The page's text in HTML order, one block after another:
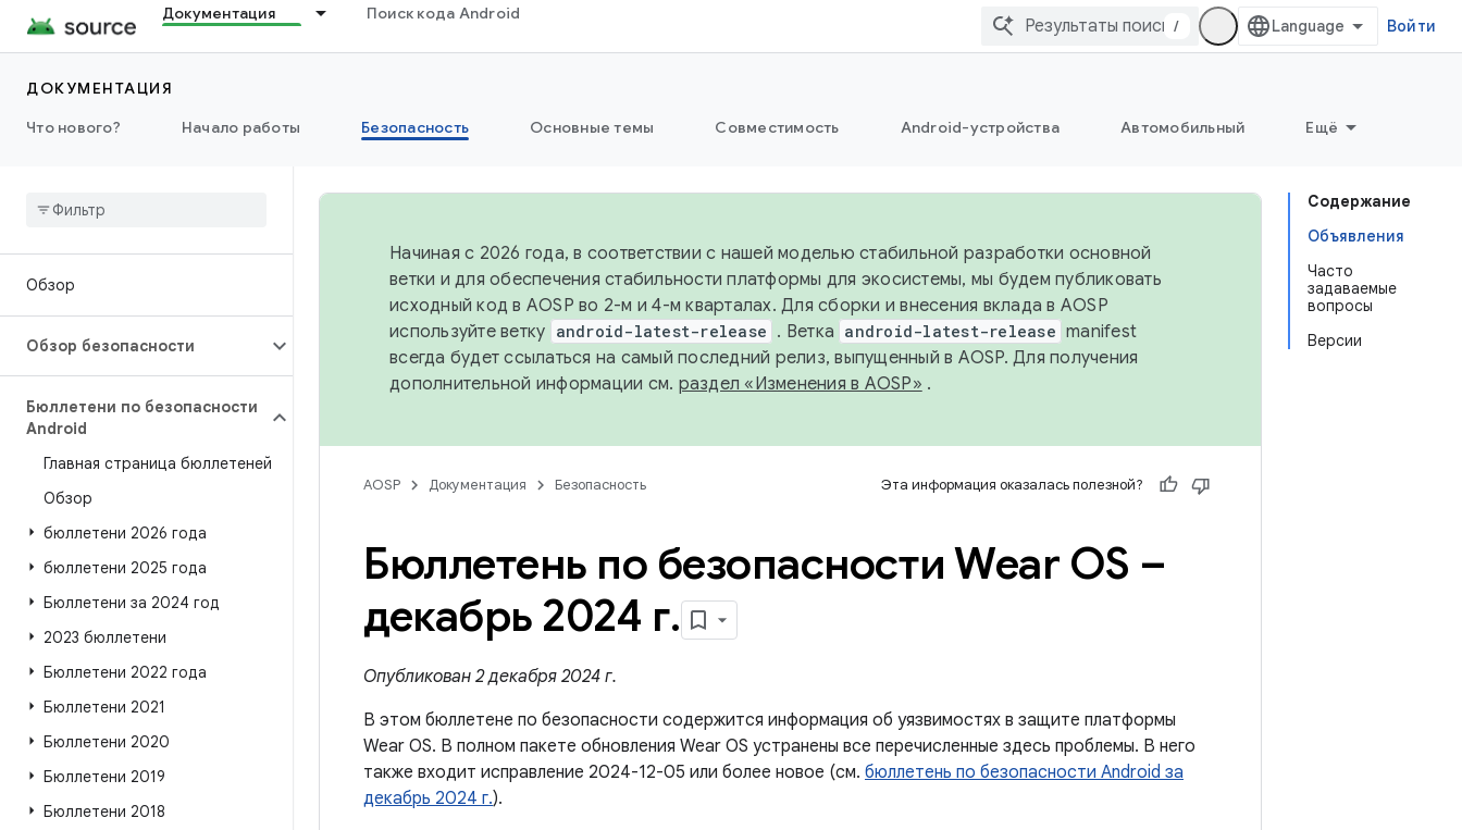
Документация Поиск кода Android
/ Войти
ДОКУМЕНТАЦИЯ
Что нового?
Начало работы Безопасность Основные темы Совместимость Android-устройства Автомобильный Ещё
Обзор
Обзор безопасности
Бюллетени по безопасности
Android
Главная страница бюллетеней
Обзор
бюллетени 2026 года
бюллетени 2025 года
Бюллетени за 2024 год
2023 бюллетени
Бюллетени 2022 года
Бюллетени 2021
Бюллетени 2020
Бюллетени 2019
Бюллетени 2018
Содержание
Объявления
Часто
задаваемые
вопросы
Версии
Начиная с 2026 года, в соответствии с нашей моделью стабильной разработки основной
ветки и для обеспечения стабильности платформы для экосистемы, мы будем публиковать
исходный код в AOSP во 2-м и 4-м кварталах. Для сборки и внесения вклада в AOSP
используйте ветку android-latest-release . Ветка android-latest-release manifest
всегда будет ссылаться на самый последний релиз, выпущенный в AOSP. Для получения
дополнительной информации см. раздел «Изменения в AOSP» .
AOSP Документация Безопасность Эта информация оказалась полезной?
Бюллетень по безопасности Wear OS –
декабрь 2024 г.
Опубликован 2 декабря 2024 г.
В этом бюллетене по безопасности содержится информация об уязвимостях в защите платформы
Wear OS. В полном пакете обновления Wear OS устранены все перечисленные здесь проблемы. В него
также входит исправление 2024-12-05 или более новое (см. бюллетень по безопасности Android за
декабрь 2024 г.).